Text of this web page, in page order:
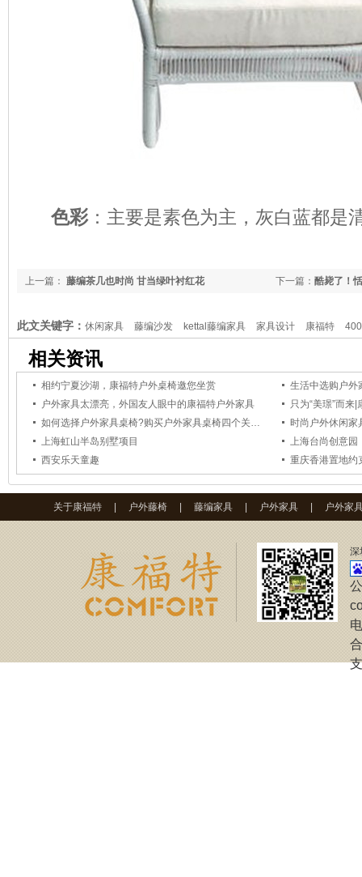
色彩：主要是素色为主，灰白蓝都是
下一篇： 酷毙了！
上一篇： 藤编茶几也时尚 甘当绿叶衬红花
此文关键字： 休闲家具 藤编沙发 kettal藤编家具 家具设计 康福特
相关资讯
相约宁夏沙湖，康福特户外桌椅邀您坐赏
生活中选购户外
户外家具太漂亮，外国友人眼中的康福特户外家具
只为“美璟”而来
如何选择户外家具桌椅?购买户外家具桌椅四个关键要点
时尚户外休闲家
上海虹山半岛别墅项目
上海台尚创意园
西安乐天童趣
重庆香港置地约
关于康福特 户外藤椅 藤编家具 户外家具 户外家
深